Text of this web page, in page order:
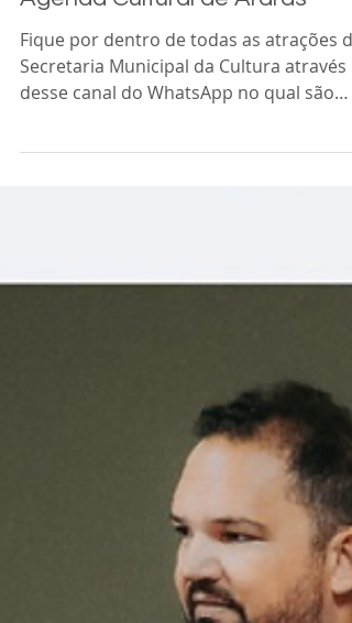
Agenda Cultural de Araras
Fique por dentro de todas as atrações da
desse canal do WhatsApp no qual são